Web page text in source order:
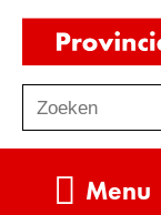
o
Zoeken
Menu